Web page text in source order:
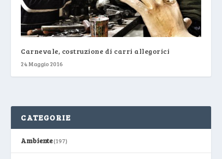
Carnevale, costruzione di carri allegorici
24 Maggio 2016
CATEGORIE
Ambiente(197)